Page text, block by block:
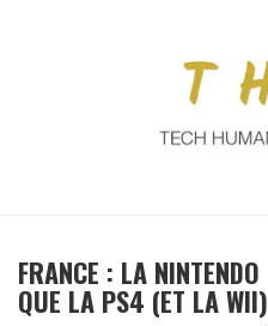
FRANCE : LA
QUE LA PS4 (ET LA